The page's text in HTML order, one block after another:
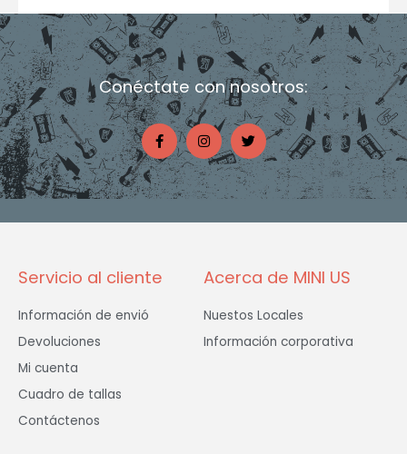
Conéctate con nosotros:
F
a
c
e
b
o
o
-
I
n
s
t
a
g
r
m
T
w
i
t
t
e
Servicio al cliente
Información de envió
Devoluciones
Mi cuenta
Cuadro de tallas
Contáctenos
Acerca de MINI US
Nuestos Locales
Información corporativa